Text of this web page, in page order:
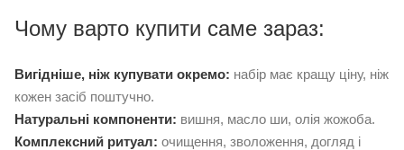
Чому варто купити саме зараз:
Вигідніше, ніж купувати окремо: набір має кращу ціну, ніж
кожен засіб поштучно.
Натуральні компоненти: вишня, масло ши, олія жожоба.
Комплексний ритуал: очищення, зволоження, догляд і